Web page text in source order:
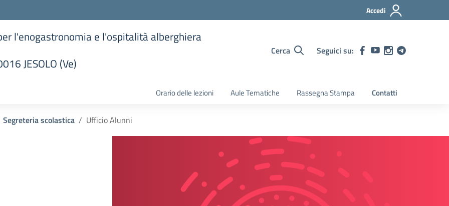
Accedi
l'enogastronomia e l'ospitalità alberghiera
JESOLO (Ve)
Cerca Seguici su:
Orario delle lezioni Aule Tematiche Rassegna Stampa Contatti
Segreteria scolastica Ufficio Alunni